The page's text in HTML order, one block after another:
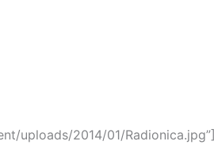
uploads/2014/01/Radionica.jpg”]